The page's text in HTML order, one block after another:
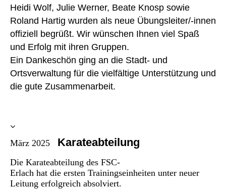
Heidi Wolf, Julie Werner, Beate Knosp sowie
Roland Hartig wurden als neue Übungsleiter/-innen
offiziell begrüßt. Wir wünschen Ihnen viel Spaß
und Erfolg mit ihren Gruppen.
Ein Dankeschön ging an die Stadt- und
Ortsverwaltung für die vielfältige Unterstützung und
die gute Zusammenarbeit.
März 2025 Karateabteilung
Die Karateabteilung des FSC-
Erlach hat die ersten Trainingseinheiten unter neuer
Leitung erfolgreich absolviert.